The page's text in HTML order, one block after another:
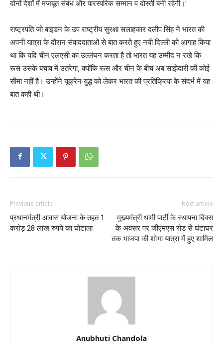
दोनों देशों में मजबूत संबंध और पारस्परिक सम्मान व दोस्ती बनी रहेगी।’
राष्ट्रपति जो बाइडन के उप राष्ट्रीय सुरक्षा सलाहकार दलीप सिंह ने भारत की
अपनी यात्रा के दौरान संवाददाताओं से बात करते हुए नयी दिल्ली को आगाह किया
था कि यदि चीन एलएसी का उल्लंघन करता है तो भारत यह उम्मीद न रखे कि
रूस उसके बचाव में उतरेगा, क्योंकि रूस और चीन के बीच अब साझेदारी की कोई
सीमा नहीं है। उन्होंने यूक्रेन युद्ध को लेकर भारत की प्रतिक्रिया के संदर्भ में यह
बात कही थी।
Previous article
प्रधानमंत्री आवास योजना के तहत 1
करोड़ 28 लाख रुपये का घोटाला
Next article
मुख्यमंत्री धामी पार्टी के स्थापना दिवस
के अवसर पर जीएमएस रोड से घंटाघर
तक भाजपा की शोभा यात्रा में हुए शामिल
Anubhuti Chandola